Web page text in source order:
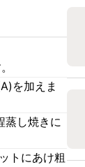
を加えま
蒸し焼きに
トにあけ粗